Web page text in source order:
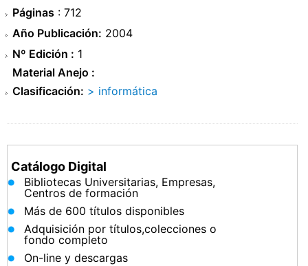
Páginas : 712
Año Publicación: 2004
Nº Edición : 1
Material Anejo :
Clasificación: > informática
Catálogo Digital
Bibliotecas Universitarias, Empresas,
Centros de formación
Más de 600 títulos disponibles
Adquisición por títulos,colecciones o
fondo completo
On-line y descargas